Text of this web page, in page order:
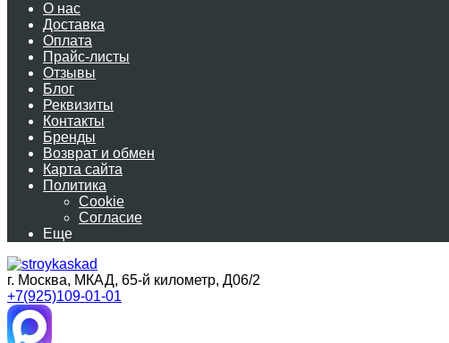
О нас
Доставка
Оплата
Прайс-листы
Отзывы
Блог
Реквизиты
Контакты
Бренды
Возврат и обмен
Карта сайта
Политика
Cookie
Согласие
Еще
г. Москва, МКАД, 65-й километр, Д06/2
+7(925)109-01-01